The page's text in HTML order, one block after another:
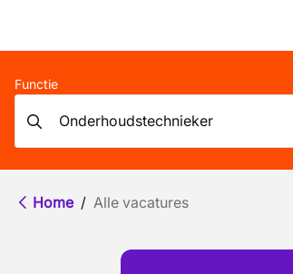
Functie
Home / Alle vacatures